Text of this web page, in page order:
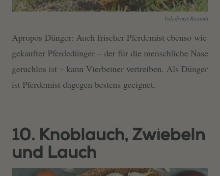
Volodymyr Rozumii
Apropos Dünger: Auch frischer Pferdemist ebenso wie
gekaufter Pferdedünger – der für die menschliche Nase
geruchlos ist – kann Vierbeiner vertreiben. Als Dünger
ist Pferdemist dagegen bestens geeignet.
10. Knoblauch, Zwiebeln
und Lauch